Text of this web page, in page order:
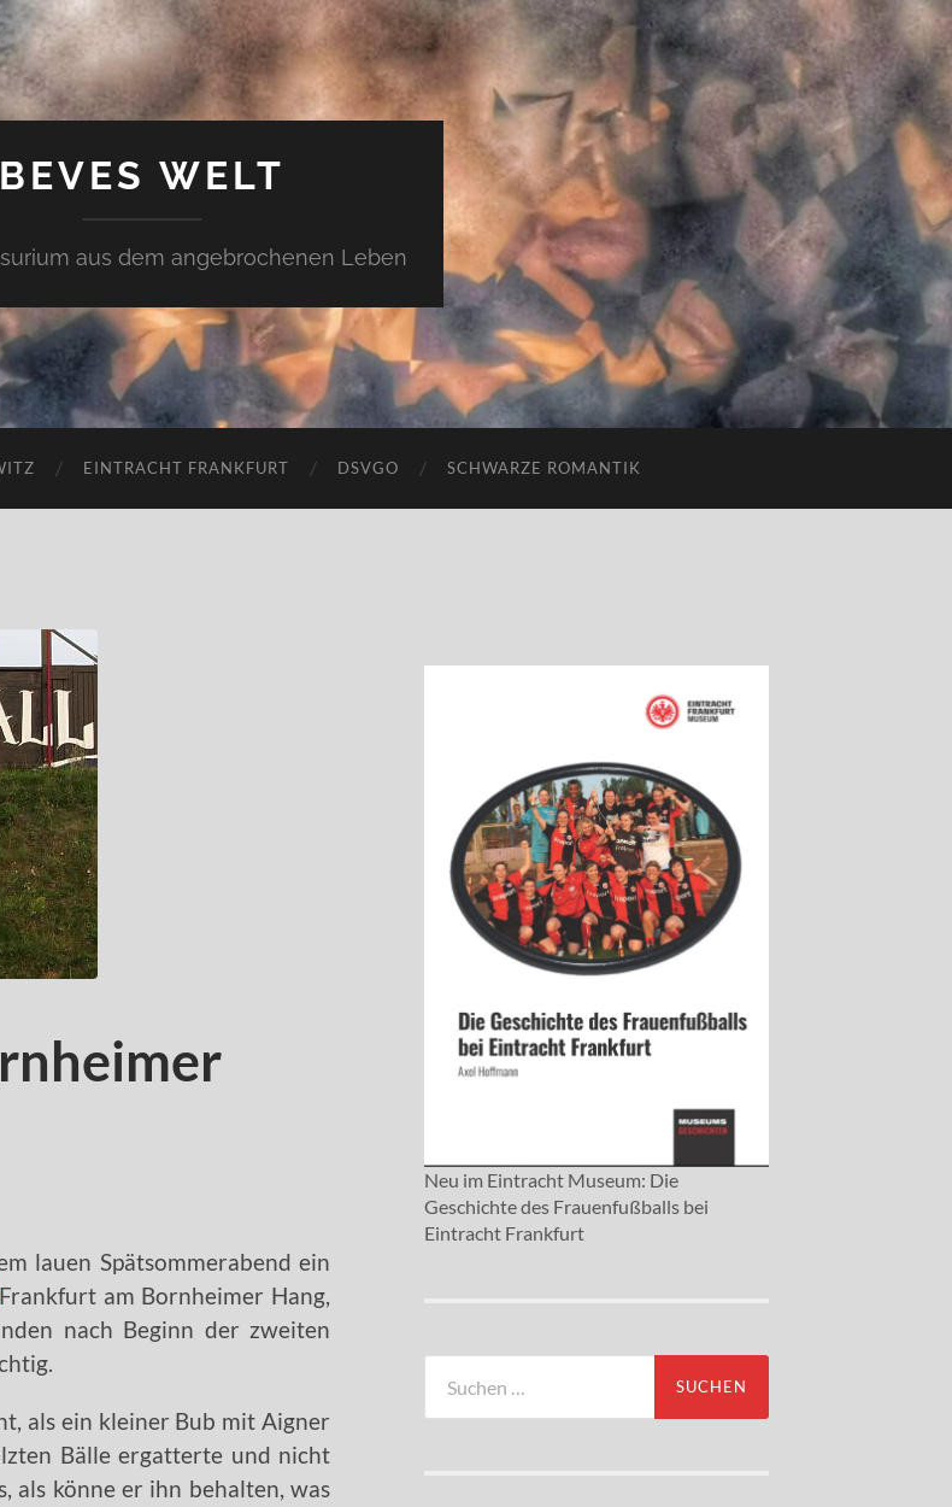
BEVES WELT
aus dem angebrochenen Leben
EINTRACHT FRANKFURT DSVGO SCHWARZE ROMANTIK
lauen Spätsommerabend ein
am Bornheimer Hang,
nach Beginn der zweiten
als ein kleiner Bub mit Aigner
Bälle ergatterte und nicht
als könne er ihn behalten, was
Neu im Eintracht Museum: Die
Geschichte des Frauenfußballs bei
Eintracht Frankfurt
nach: